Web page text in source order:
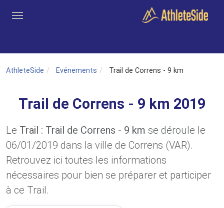
AthleteSide Evénements Trail de Correns - 9 km
Trail de Correns - 9 km 2019
Le Trail : Trail de Correns - 9 km se déroule le
06/01/2019 dans la ville de Correns (VAR).
Retrouvez ici toutes les informations
nécessaires pour bien se préparer et participer
à ce Trail.